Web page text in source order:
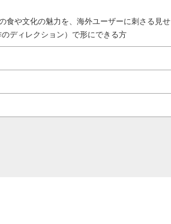
食や文化の魅力を、海外ユーザーに刺さる見せ
ディレクション）で形にできる方